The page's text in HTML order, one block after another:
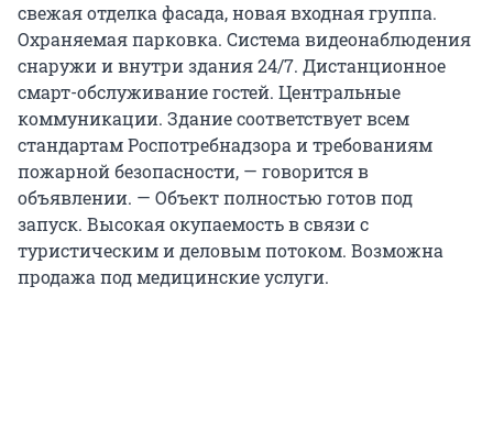
свежая отделка фасада, новая входная группа.
Охраняемая парковка. Система видеонаблюдения
снаружи и внутри здания 24/7. Дистанционное
смарт-обслуживание гостей. Центральные
коммуникации. Здание соответствует всем
стандартам Роспотребнадзора и требованиям
пожарной безопасности, — говорится в
объявлении. — Объект полностью готов под
запуск. Высокая окупаемость в связи с
туристическим и деловым потоком. Возможна
продажа под медицинские услуги.